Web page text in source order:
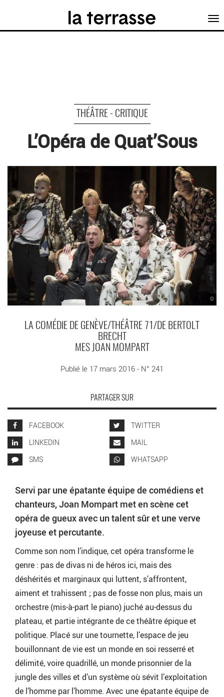
THÉÂTRE - CRITIQUE
L’Opéra de Quat’Sous
©
LA COMÉDIE DE GENÈVE/THÉÂTRE 71/DE BERTOLT
BRECHT
MES JOAN MOMPART
Publié le 17 mars 2016 - N° 241
PARTAGER SUR
FACEBOOK
TWITTER
LINKEDIN
MAIL
SMS
WHATSAPP
Servi par une épatante équipe de comédiens et
chanteurs, Joan Mompart met en scène cet
opéra de gueux avec un talent sûr et une verve
joyeuse et percutante.
Comme son nom l’indique, cet opéra transforme le
genre : pas de divas ni de héros ici, mais des
déshérités et marginaux qui luttent, s’affrontent,
aiment et trahissent ; pas de fosse non plus, mais un
orchestre (mis-à-part le piano) juché au-dessus du
plateau, et partie intégrante de ce théâtre épique et
politique. Placé sur une tournette, l’espace de jeu
bouillonnant de vie est un monde en soi resserré et
délimité, voire quadrillé, un monde prisonnier de la
jungle des villes et d’un système où sévit l’exploitation
de l’homme par l’homme. Avec une épatante équipe de